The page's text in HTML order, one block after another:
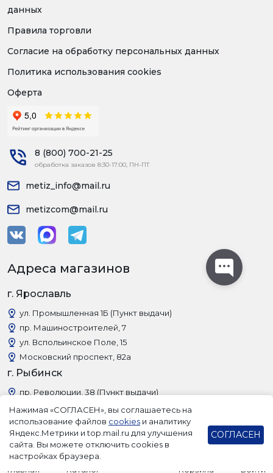
данных
Правила торговли
Согласие на обработку персональных данных
Политика использования cookies
Оферта
8 (800) 700-21-25
обработка заказов 8:30-17:00, ПН-ПТ
metiz_info@mail.ru
metizcom@mail.ru
Адреса магазинов
г. Ярославль
ул. Промышленная 1Б (Пункт выдачи)
пр. Машиностроителей, 7
ул. Вспольинское Поле, 15
Московский проспект, 82а
г. Рыбинск
пр. Революции, 38 (Пункт выдачи)
Главная Каталог Корзина Войти
Нажимая «СОГЛАСЕН», вы соглашаетесь на
использование файлов cookies и аналитику
Яндекс.Метрики и top.mail.ru для улучшения
сайта. Вы можете отключить cookies в
настройках браузера.
СОГЛАСЕН